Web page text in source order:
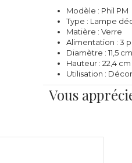
Modèle : Phil PM
Type : Lampe
Matière : Verre
Alimentation : 3
Diamètre : 11,5 cm
Hauteur : 22,4 cm
Utilisation :
Vous